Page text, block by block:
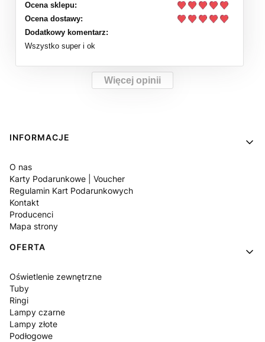
Ocena sklepu:
Ocena dostawy:
Dodatkowy komentarz:
Wszystko super i ok
Więcej opinii
Linki w stopce
INFORMACJE
O nas
Karty Podarunkowe | Voucher
Regulamin Kart Podarunkowych
Kontakt
Producenci
Mapa strony
OFERTA
Oświetlenie zewnętrzne
Tuby
Ringi
Lampy czarne
Lampy złote
Podłogowe